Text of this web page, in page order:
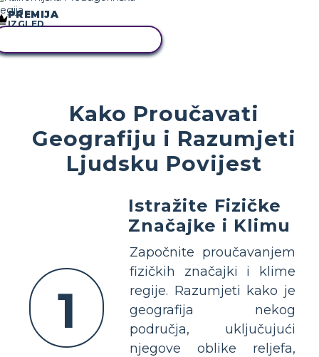
PREMIJA
IZGLED
Kako Proučavati
Geografiju i Razumjeti
Ljudsku Povijest
1
Istražite Fizičke
Značajke i Klimu
Započnite proučavanjem
fizičkih značajki i klime
regije. Razumjeti kako je
geografija nekog
područja, uključujući
njegove oblike reljefa,